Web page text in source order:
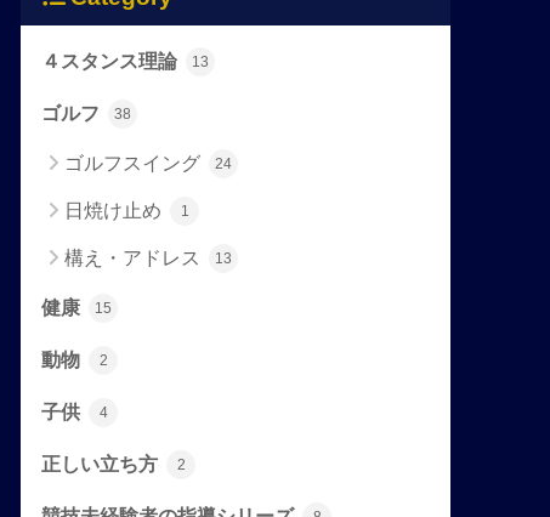
４スタンス理論 13
ゴルフ 38
ゴルフスイング 24
日焼け止め 1
構え・アドレス 13
健康 15
動物 2
子供 4
正しい立ち方 2